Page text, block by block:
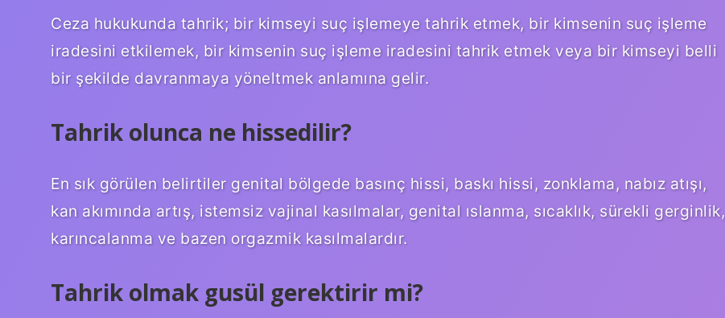
Ceza hukukunda tahrik; bir kimseyi suç işlemeye tahrik etmek, bir kimsenin suç işleme
iradesini etkilemek, bir kimsenin suç işleme iradesini tahrik etmek veya bir kimseyi belli
bir şekilde davranmaya yöneltmek anlamına gelir.
Tahrik olunca ne hissedilir?
En sık görülen belirtiler genital bölgede basınç hissi, baskı hissi, zonklama, nabız atışı,
kan akımında artış, istemsiz vajinal kasılmalar, genital ıslanma, sıcaklık, sürekli gerginlik,
karıncalanma ve bazen orgazmik kasılmalardır.
Tahrik olmak gusül gerektirir mi?